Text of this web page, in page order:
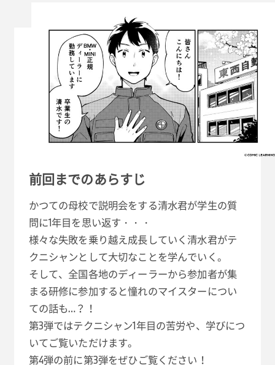
前回までのあらすじ
かつての母校で説明会をする清水君が学生の質
問に1年目を思い返す・・・
様々な失敗を乗り越え成長していく清水君がテ
クニシャンとして大切なことを学んでいく。
そして、全国各地のディーラーから参加者が集
まる研修に参加すると憧れのマイスターについ
ての話も…？！
第3弾ではテクニシャン1年目の苦労や、学びにつ
いてご覧いただけます。
第4弾の前に第3弾をぜひご覧ください！